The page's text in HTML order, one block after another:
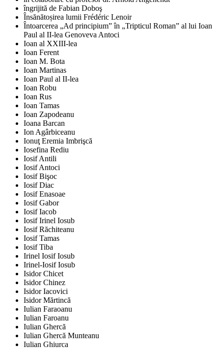
îngrijită de Fabian Doboş
Însănătoșirea lumii Frédéric Lenoir
Întoarcerea „Ad principium” în „Tripticul Roman” al lui Ioan
Paul al II-lea Genoveva Antoci
Ioan al XXIII-lea
Ioan Ferent
Ioan M. Bota
Ioan Martinas
Ioan Paul al II-lea
Ioan Robu
Ioan Rus
Ioan Tamas
Ioan Zapodeanu
Ioana Barcan
Ion Agârbiceanu
Ionuţ Eremia Imbrişcă
Iosefina Rediu
Iosif Antili
Iosif Antoci
Iosif Bişoc
Iosif Diac
Iosif Enasoae
Iosif Gabor
Iosif Iacob
Iosif Irinel Iosub
Iosif Răchiteanu
Iosif Tamas
Iosif Tiba
Irinel Iosif Iosub
Irinel-Iosif Iosub
Isidor Chicet
Isidor Chinez
Isidor Iacovici
Isidor Mărtincă
Iulian Faraoanu
Iulian Faroanu
Iulian Ghercă
Iulian Ghercă Munteanu
Iulian Ghiurca